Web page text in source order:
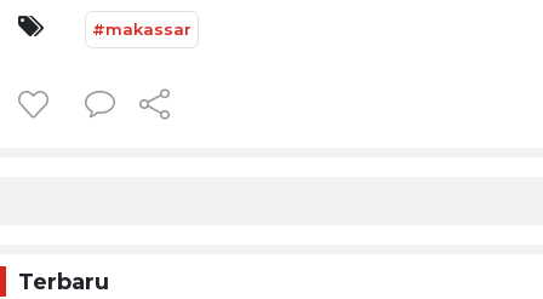
#makassar
Terbaru